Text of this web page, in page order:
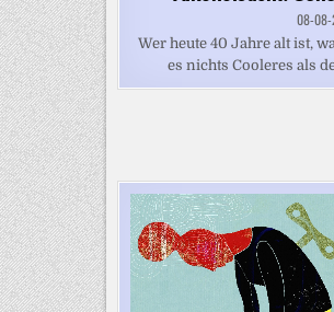
08-
Wer heute 40 Jahre alt ist,
es nichts Cooleres als